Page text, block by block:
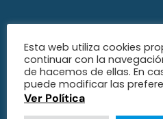
Esta web utiliza cookies
continuar con la
de hacemos de ellas. En
puede modificar las
Ver Política